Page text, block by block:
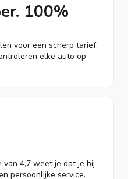
100%
voor een scherp tarief
elke auto op
van 4,7 weet je dat je bij
persoonlijke service.